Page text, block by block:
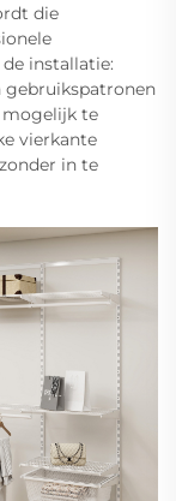
die
installatie:
mogelijk te
vierkante
in te